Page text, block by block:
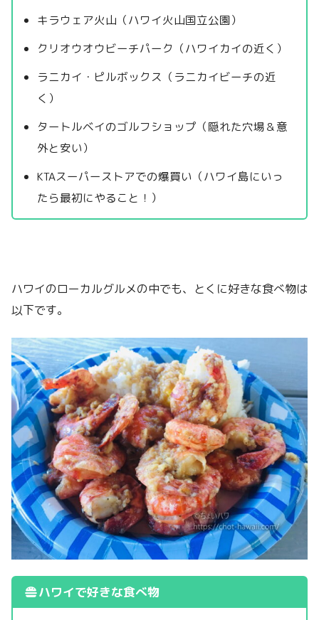
キラウェア火山（ハワイ火山国立公園）
クリオウオウビーチパーク（ハワイカイの近く）
ラニカイ・ピルボックス（ラニカイビーチの近
く）
タートルベイのゴルフショップ（隠れた穴場＆意
外と安い）
KTAスーパーストアでの爆買い（ハワイ島にいっ
たら最初にやること！）
ハワイのローカルグルメの中でも、とくに好きな食べ物は
以下です。
ハワイで好きな食べ物